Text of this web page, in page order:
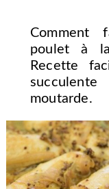
Comment
poulet à la
Recette
moutarde.